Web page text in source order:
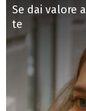
Se dai valore
te